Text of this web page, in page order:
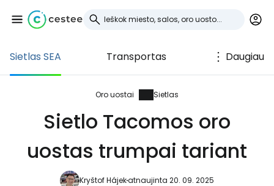
Sietlas SEA Transportas Daugiau
Oro uostai Sietlas
Sietlo Tacomos oro
uostas trumpai tariant
Kryštof Hájekatnaujinta 20. 09. 2025
Prisijunkite prie
Cestee
... pasaulinė kelionių bendruomenė
Tęsti su Google